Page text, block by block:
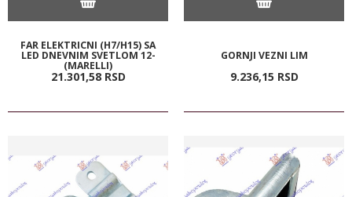
FAR ELEKTRICNI (H7/H15) SA
LED DNEVNIM SVETLOM 12-
(MARELLI)
21.301,58 RSD
GORNJI VEZNI LIM
9.236,15 RSD